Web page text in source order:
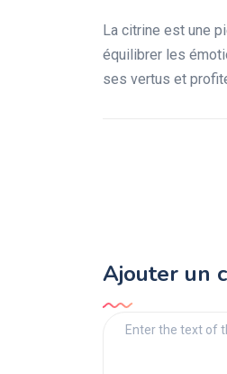
La citrine est une
équilibrer les
ses vertus et
Ajouter un